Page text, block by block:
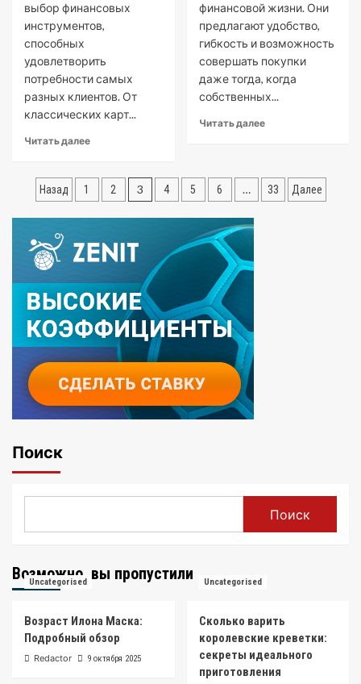
выбор финансовых
инструментов,
способных
удовлетворить
потребности самых
разных клиентов. От
классических карт...
Читать далееRead
Кредитные
карты
в
Обзор
предложений
финансовой жизни. Они
предлагают удобство,
гибкость и возможность
совершать покупки
даже тогда, когда
собственных...
Читать далееRead
выбрать
банк
Пагинация
записей
Назад 1 2 3 4 5 6 … 33 Далее
Поиск
Поиск
Возможно, вы пропустили
Uncategorised
Возраст Илона Маска:
Подробный обзор
Redactor 9 октября 2025
Uncategorised
Сколько варить
королевские креветки:
секреты идеального
приготовления